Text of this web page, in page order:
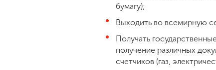
бумагу);
Выходить во всемирную
Получать
получение различных
счетчиков (газ,